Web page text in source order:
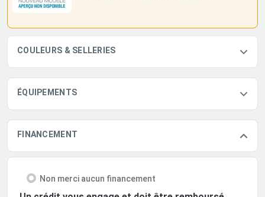
COULEURS & SELLERIES
ÉQUIPEMENTS
FINANCEMENT
Non merci aucun financement